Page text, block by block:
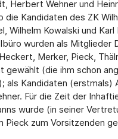
Herbert Wehner und
die Kandidaten des ZK
Wilhelm Kowalski und Karl
wurden als Mitglieder
Merker, Pieck,
gewählt (die ihm schon
als Kandidaten (erstmals)
Für die Zeit der
wurde (in seiner
Pieck zum Vorsitzenden